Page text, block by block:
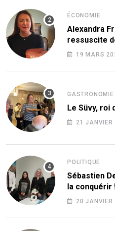
ÉCONOMIE
Alexandra
ressuscite
par le sucre
19 MARS
GASTRONOMIE
Le Süvy, roi
21 JANVIER
POLITIQUE
Sébastien
la conquérir
20 JANVIER